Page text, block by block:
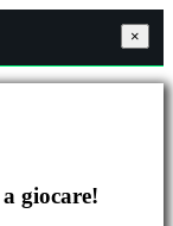
×
giocare!
×
×